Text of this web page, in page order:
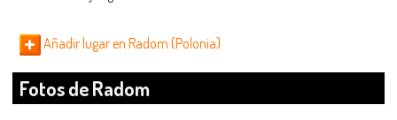
Añadir lugar en Radom (Polonia)
Fotos de Radom